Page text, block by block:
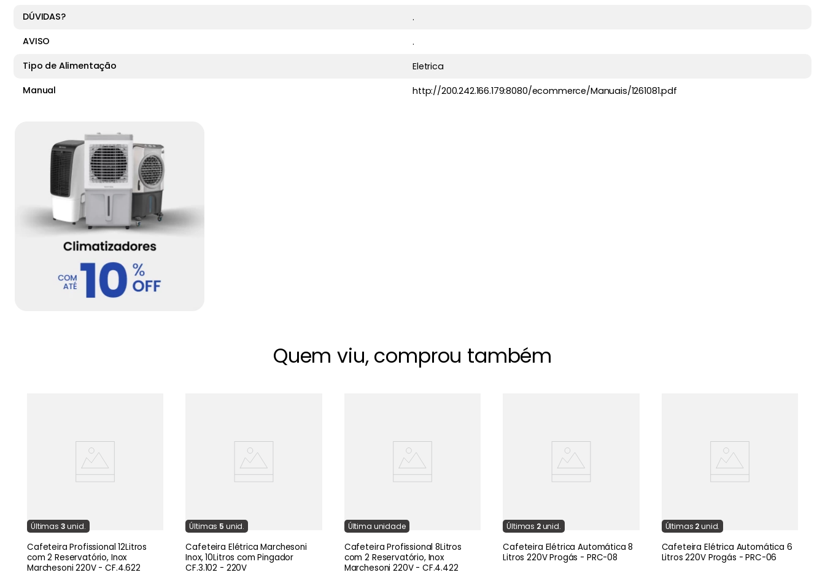
DÚVIDAS?
.
AVISO
.
Tipo de Alimentação
Eletrica
Manual
http://200.242.166.179:8080/ecommerce/Manuais/1261081.pdf
Quem viu, comprou também
Últimas 3 unid.
Cafeteira Profissional 12Litros
com 2 Reservatório, Inox
Marchesoni 220V - CF.4.622
Últimas 5 unid.
Cafeteira Elétrica Marchesoni
Inox, 10Litros com Pingador
CF.3.102 - 220V
Última unidade
Cafeteira Profissional 8Litros
com 2 Reservatório, Inox
Marchesoni 220V - CF.4.422
Últimas 2unid.
Cafeteira Elétrica Automática 8
Litros 220V Progás - PRC-08
Últimas 2unid.
Cafeteira Elétrica Automática 6
Litros 220V Progás - PRC-06